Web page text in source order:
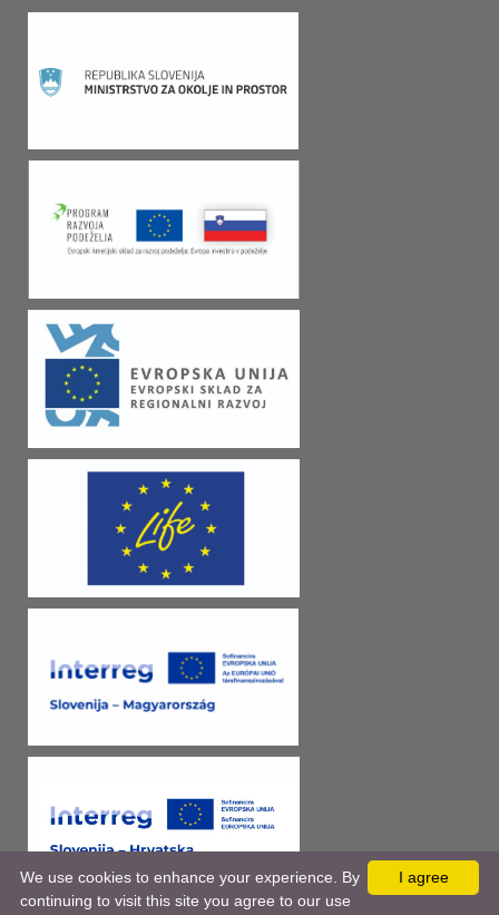
I agree
We use cookies to enhance your experience. By
continuing to visit this site you agree to our use